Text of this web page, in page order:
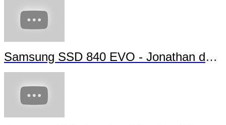
Samsung SSD 840 EVO - Jonathan da Silva